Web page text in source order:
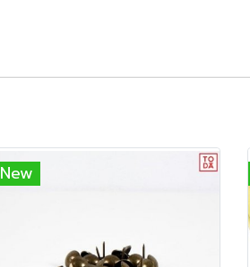
New